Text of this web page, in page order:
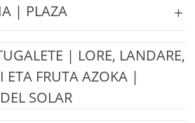
| PLAZA
| LORE, LANDARE,
ETA FRUTA AZOKA |
SOLAR